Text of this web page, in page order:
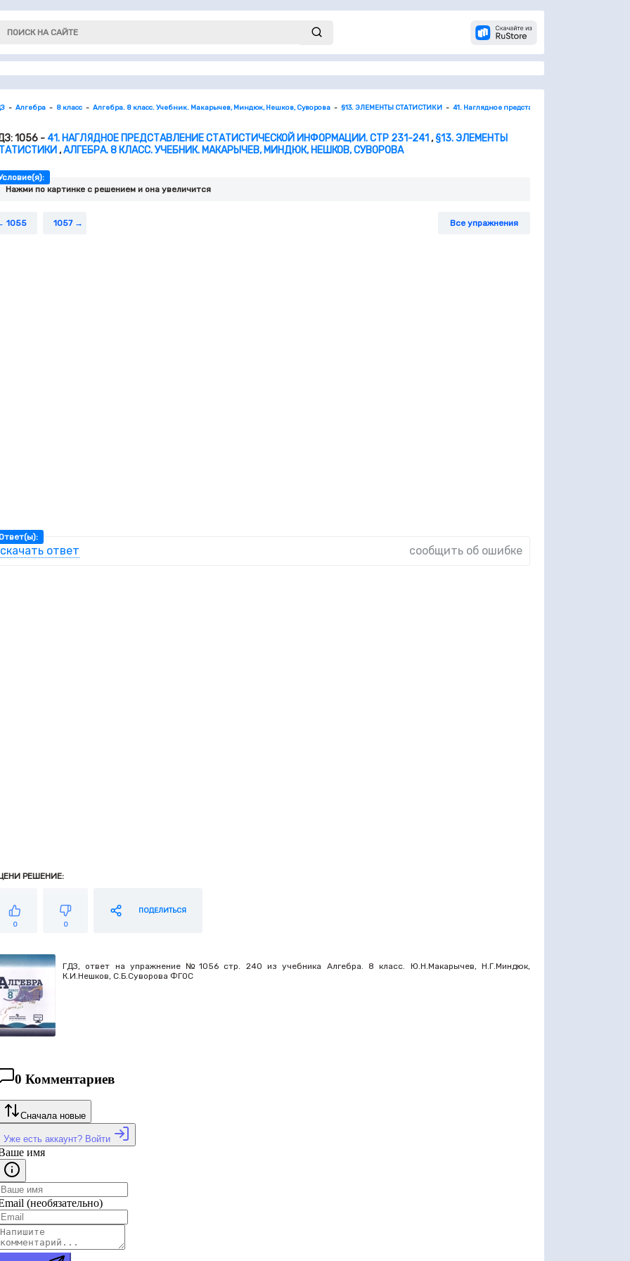
Алгебра 8 класс Алгебра. 8 класс. Учебник. Макарычев, Миндюк, Нешков, Суворова §13. ЭЛЕМЕНТЫ СТАТИСТИКИ 41. Наглядное представление статистической
1056 - 41. НАГЛЯДНОЕ ПРЕДСТАВЛЕНИЕ СТАТИСТИЧЕСКОЙ ИНФОРМАЦИИ. СТР 231-241,§13. ЭЛЕМЕНТЫ
,АЛГЕБРА. 8 КЛАСС. УЧЕБНИК. МАКАРЫЧЕВ, МИНДЮК, НЕШКОВ, СУВОРОВА
Нажми по картинке c решением и она увеличится
1055 1057 Все упражнения
скачать ответ сообщить об ошибке
РЕШЕНИЕ:
0 0
ПОДЕЛИТЬСЯ
ГДЗ, ответ на упражнение №1056 стр. 240 из учебника Алгебра. 8 класс. Ю.Н.Макарычев, Н.Г.Миндюк,
К.И.Нешков, С.Б.Суворова ФГОС